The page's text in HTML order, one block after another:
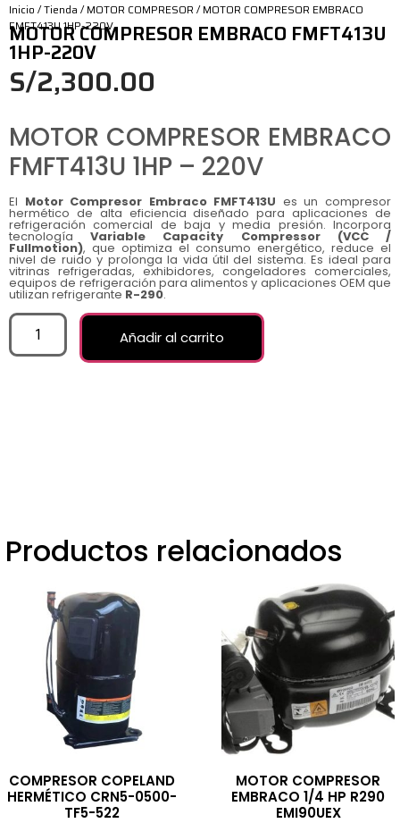
Inicio /Tienda /MOTOR COMPRESOR / MOTOR COMPRESOR EMBRACO
FMFT413U 1HP-220V
MOTOR COMPRESOR EMBRACO FMFT413U
1HP-220V
S/2,300.00
MOTOR COMPRESOR EMBRACO
FMFT413U 1HP – 220V
El Motor Compresor Embraco FMFT413U es un compresor
hermético de alta eficiencia diseñado para aplicaciones de
refrigeración comercial de baja y media presión. Incorpora
tecnologíaVariable Capacity Compressor (VCC /
Fullmotion), que optimiza el consumo energético, reduce el
nivel de ruido y prolonga la vida útil del sistema. Es ideal para
vitrinas refrigeradas, exhibidores, congeladores comerciales,
equipos de refrigeración para alimentos y aplicaciones OEM que
utilizan refrigerante R-290.
Añadir al carrito
Productos relacionados
COMPRESOR COPELAND
HERMÉTICO CRN5-0500-
TF5-522
MOTOR COMPRESOR
EMBRACO 1/4 HP R290
EMI90UEX